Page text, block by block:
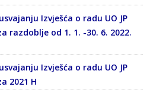
Izvješća o radu UO JP
razdoblje od 1. 1. -30. 6. 2022.
Izvješća o radu UO JP
2021 H